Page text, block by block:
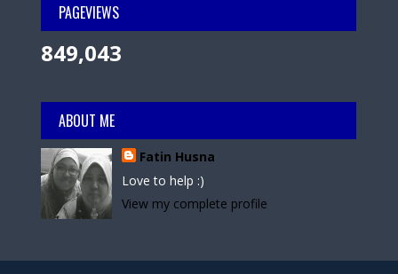
PAGEVIEWS
849,043
ABOUT ME
Fatin Husna
Love to help :)
View my complete profile